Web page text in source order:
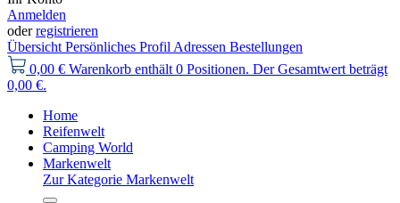
Anmelden
oderregistrieren
Übersicht Persönliches Profil Adressen Bestellungen
0,00 € Warenkorb enthält 0 Positionen. Der Gesamtwert beträgt
0,00 €.
Home
Reifenwelt
Camping World
Markenwelt
Zur Kategorie Markenwelt